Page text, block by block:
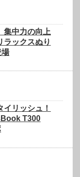
集中力の向上
ラックスぬり
場
イリッシュ！
T300